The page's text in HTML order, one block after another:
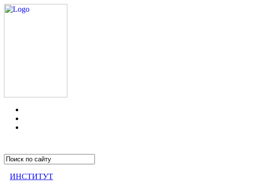
ИНСТИТУТ